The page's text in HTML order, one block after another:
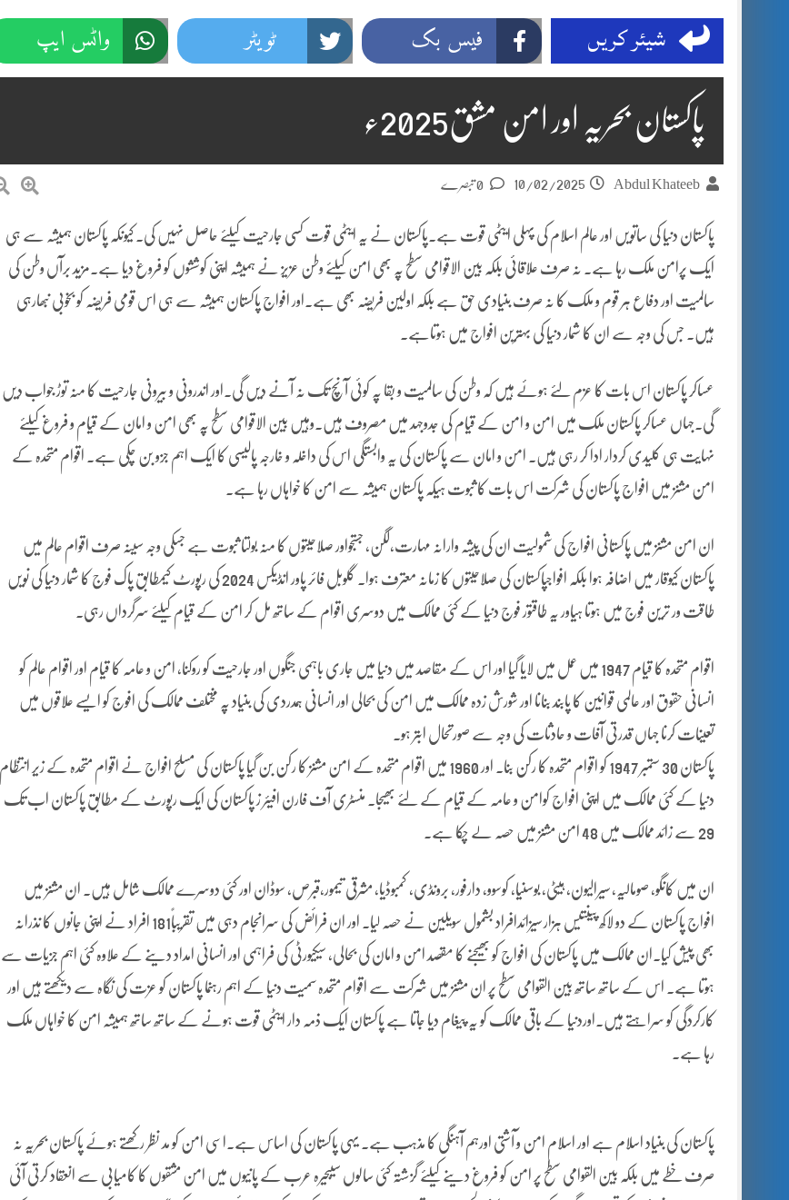
شیئر کریں فیس بک ٹویٹر واٹس ایپ
پاکستان بحریہ اور امن مشق2025ء
Abdul Khateeb
10/02/2025
پاکستان دنیا کی ساتویں اور عالم اسلام کی پہلی ایٹمی قوت ہے۔پاکستان نے یہ ایٹمی قوت کسی جارحیت کیلئے حاصل نہیں کی۔ کیونکہ پاکستان ہمیشہ سے ہی
ایک پرامن ملک رہا ہے۔ نہ صرف علاقائی بلکہ بین الاقوامی سطح پہ بھی امن کیلئے وطن عزیز نے ہمیشہ اپنی کوششوں کو فروغ دیا ہے۔مزید برآں وطن کی
سالمیت اور دفاع ہر قوم و ملک کا نہ صرف بنیادی حق ہے بلکہ اولین فریضہ بھی ہے۔اور افواج پاکستان ہمیشہ سے ہی اس قومی فریضہ کو بخوبی نبھارہی
ہیں۔ جس کی وجہ سے ان کا شمار دنیا کی بہترین افواج میں ہوتاہے۔
عساکر پاکستان اس بات کا عزم لئے ہوئے ہیں کہ وطن کی سالمیت و بقا پہ کوئی آنچ تک نہ آنے دیں گی۔اور اندرونی و بیرونی جارحیت کا منہ توڑ جواب دیں
گی۔جہاں عساکر پاکستان ملک میں امن و امن کے قیام کی جدوجہد میں مصروف ہیں۔وہیں بین الاقوامی سطح پہ بھی امن و امان کے قیام و فروغ کیلئے
نہایت ہی کلیدی کردار ادا کر رہی ہیں۔ امن و امان سے پاکستان کی یہ وابستگی اس کی داخلہ و خارجہ پالیسی کا ایک اہم جزو بن چکی ہے۔ اقوام متحدہ کے
امن مشنز میں افواج پاکستان کی شرکت اس بات کا ثبوت ہیکہ پاکستان ہمیشہ سے امن کا خواہاں رہا ہے۔
ان امن مشنز میں پاکستانی افواج کی شمولیت ان کی پیشہ وارانہ مہارت،لگن، جستجواور صلاحیتوں کا منہ بولتا ثبوت ہے جسکی وجہ سینہ صرف اقوام عالم میں
پاکستان کیوقار میں اضافہ ہوا بلکہ افواجپاکستان کی صلاحیتوں کا زمانہ معترف ہوا۔ گلوبل فائر پاور انڈیکس 2024 کی رپورٹ کیمطابق پاک فوج کا شمار دنیا کی نویں
طاقت ور ترین فوج میں ہوتا ہیاور یہ طاقتور فوج دنیا کے کئی ممالک میں دوسری اقوام کے ساتھ مل کر امن کے قیام کیلئے سرگرداں رہی۔
اقوام متحدہ کا قیام 1947 میں عمل میں لایا گیا اور اس کے مقاصد میں دنیا میں جاری باہمی جنگوں اور جارحیت کو روکنا، امن و عامہ کا قیام اور اقوام عالم کو
انسانی حقوق اور عالمی قوانین کا پابند بنانا اور شورش زدہ ممالک میں امن کی بحالی اور انسانی ہمدردی کی بنیاد پہ مختلف ممالک کی افوج کو ایسے علاقوں میں
تعینات کرنا جہاں قدرتی آفات و حادثات کی وجہ سے صورتحال ابتر ہو۔
پاکستان 30 ستمبر 1947 کو اقوام متحدہ کا رکن بنا۔ اور 1960 میں اقوام متحدہ کے امن مشنز کا رکن بن گیا پاکستان کی مسلح افواج نے اقوام متحدہ کے زیر انتظام
دنیا کے کئی ممالک میں اپنی افواج کوامن و عامہ کے قیام کے لئے بھیجا۔ منسٹری آف فارن افیئر ز پاکستان کی ایک رپورٹ کے مطابق پاکستان اب تک
29 سے زائد ممالک میں 48 امن مشنز میں حصہ لے چکا ہے۔
ان میں کانگو، صومالیہ، سیرالیون، ہیٹی، بوسنیا، کوسوو، دارفور، برونڈی، کمبوڈیا، مشرقی تیمور،قبرص، سوڈان اور کئی دوسرے ممالک شامل ہیں۔ ان مشنز میں
افواج پاکستان کے دو لاکھ پینتیس ہزار سیزائدافراد بشمول سویلین نے حصہ لیا۔ اور ان فرائض کی سرانجام دہی میں تقریباً181 افراد نے اپنی جانوں کا نذرانہ
بھی پیش کیا۔ان ممالک میں پاکستان کی افواج کو بھیجنے کا مقصد امن و امان کی بحالی، سیکیورٹی کی فراہمی اور انسانی امداد دینے کے علاوہ کئی اہم جزیات سے
ہوتا ہے۔ اس کے ساتھ ساتھ بین القوامی سطح پر ان مشنز میں شرکت سے اقوام متحدہ سمیت دنیا کے اہم رہنما پاکستان کو عزت کی نگاہ سے دیکھتے ہیں اور
کارکردگی کو سراہتے ہیں۔اوردنیا کے باقی ممالک کو یہ پیغام دیا جاتا ہے پاکستان ایک ذمہ دار ایٹمی قوت ہونے کے ساتھ ساتھ ہمیشہ امن کا خواہاں ملک
رہا ہے۔
پاکستان کی بنیاد اسلام ہے اور اسلام امن و آشتی اورہم آہنگی کا مذہب ہے۔ یہی پاکستان کی اساس ہے۔اسی امن کو مد نظر رکھتے ہوئے پاکستان بحریہ نہ
صرف خطے میں بلکہ بین القوامی سطح پر امن کو فروغ دینے کیلئے گزشتہ کئی سالوں سیبحیرہ عرب کے پانیوں میں امن مشقوں کا کامیابی سے انعقاد کرتی آئی